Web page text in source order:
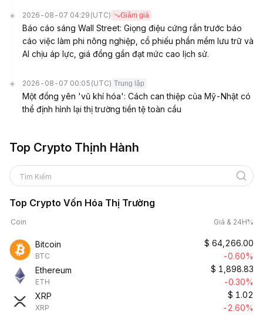
2026-08-07 04:29 (UTC) Giảm giá
Báo cáo sáng Wall Street: Giọng điệu cứng rắn trước báo
cáo việc làm phi nông nghiệp, cổ phiếu phần mềm lưu trữ và
AI chịu áp lực, giá đồng gần đạt mức cao lịch sử.
2026-08-07 00:05 (UTC) Trung lập
Một đồng yên 'vũ khí hóa': Cách can thiệp của Mỹ-Nhật có
thể định hình lại thị trường tiền tệ toàn cầu
Top Crypto Thịnh Hành
Tìm Kiếm
Top Crypto Vốn Hóa Thị Trường
Coin Giá & 24H%
Bitcoin
BTC
$ 64,266.00
-0.60%
Ethereum
ETH
$ 1,898.83
-0.30%
XRP
XRP
$ 1.02
-2.60%